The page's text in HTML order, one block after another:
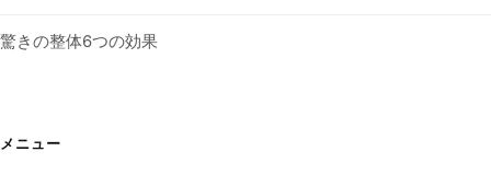
驚きの整体6つの効果
メニュー